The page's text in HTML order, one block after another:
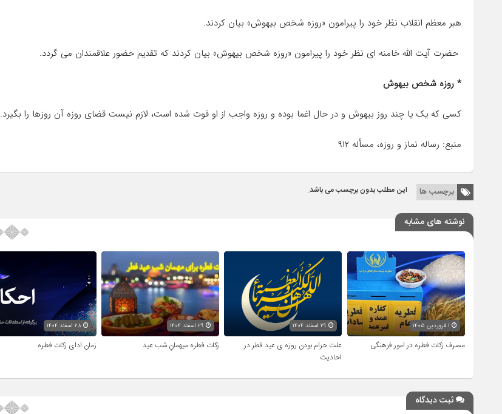
هبر معظم انقلاب نظر خود را پیرامون «روزه شخص بیهوش» بیان کردند.
حضرت آیت الله خامنه ای نظر خود را پیرامون «روزه شخص بیهوش» بیان کردند که تقدیم حضور علاقمندان می گردد.
* روزه شخص بیهوش
کسی که یک یا چند روز بیهوش و در حال اغما بوده و روزه واجب از او فوت شده است، لازم نیست قضای روزه آن روزها را بگیرد.
منبع: رساله نماز و روزه، مسأله ۹۱۲
برچسب ها این مطلب بدون برچسب می باشد.
نوشته های مشابه
مصرف زکات فطره در امور فرهنگی
۲۹ اسفند ۱۴۰۴
علت حرام بودن روزه ی عید فطر در
احادیث
زکات فطره میهمانِ شب عید
۲۸ اسفند ۱۴۰۴
زمان ادای زکات فطره
ثبت دیدگاه